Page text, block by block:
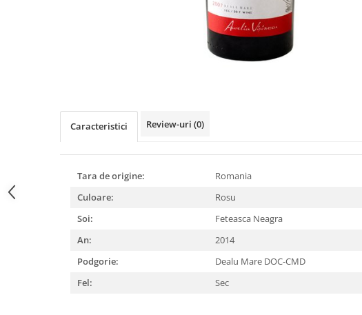
Caracteristici Review-uri (0)
Tara de origine:
Romania
Culoare:
Rosu
Soi:
Feteasca Neagra
An:
2014
Podgorie:
Dealu Mare DOC-CMD
Fel:
Sec